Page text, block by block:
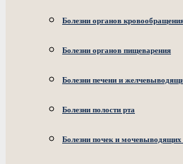
Болезни органов
Болезни органов пищеварения
Болезни печени и
Болезни полости рта
Болезни почек и мочевыводящих